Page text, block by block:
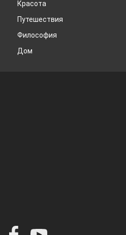
Красота
Путешествия
Философия
Дом